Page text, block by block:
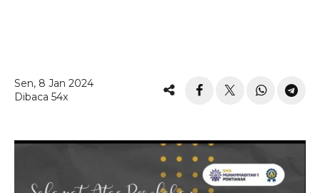
Sen, 8 Jan 2024
Dibaca 54x